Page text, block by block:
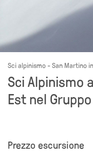
Sci alpinismo - San Martino
Sci Alpinismo
Est nel
Prezzo escursione